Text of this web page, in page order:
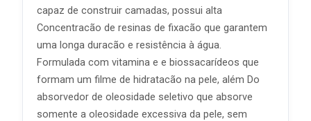
capaz de construir camadas, possui alta
Concentracão de resinas de fixacão que garantem
uma longa duracão e resistência à água.
Formulada com vitamina e e biossacarídeos que
formam um filme de hidratacão na pele, além Do
absorvedor de oleosidade seletivo que absorve
somente a oleosidade excessiva da pele, sem